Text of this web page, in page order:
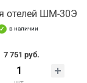
отелей ШМ-30Э
в наличии
7 751 руб.